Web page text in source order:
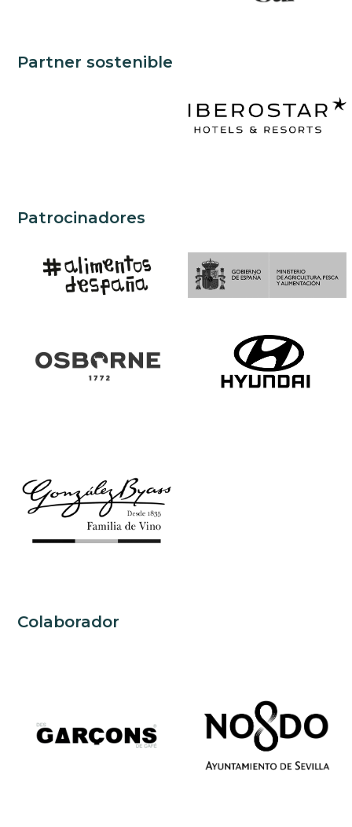
Partner sostenible
Patrocinadores
Colaborador